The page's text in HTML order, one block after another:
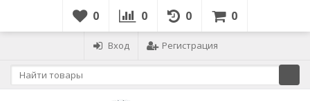
0 0 0 0
Вход Регистрация